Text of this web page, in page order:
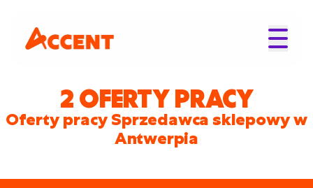
2 OFERTY PRACY
Oferty pracy Sprzedawca sklepowy w
Antwerpia